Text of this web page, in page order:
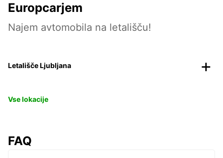
Europcarjem
Najem avtomobila na letališču!
Letališče Ljubljana
Vse lokacije
FAQ